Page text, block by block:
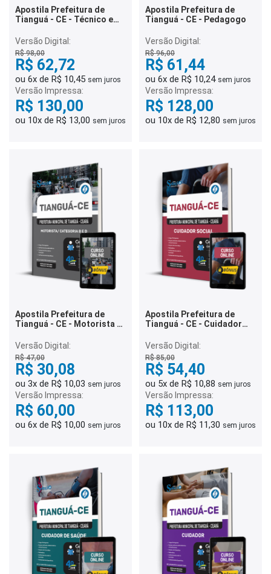
Apostila Prefeitura de
Tianguá - CE - Técnico em
Versão Digital:
R$ 98,00
R$ 62,72
ou 6x de R$ 10,45 sem juros
Versão Impressa:
R$ 130,00
ou 10x de R$ 13,00 sem juros
Apostila Prefeitura de
Tianguá - CE - Pedagogo
Versão Digital:
R$ 96,00
R$ 61,44
ou 6x de R$ 10,24 sem juros
Versão Impressa:
R$ 128,00
ou 10x de R$ 12,80 sem juros
Apostila Prefeitura de
Tianguá - CE - Motorista -
Versão Digital:
R$ 47,00
R$ 30,08
ou 3x de R$ 10,03 sem juros
Versão Impressa:
R$ 60,00
ou 6x de R$ 10,00 sem juros
Apostila Prefeitura de
Tianguá - CE - Cuidador
Versão Digital:
R$ 85,00
R$ 54,40
ou 5x de R$ 10,88 sem juros
Versão Impressa:
R$ 113,00
ou 10x de R$ 11,30 sem juros